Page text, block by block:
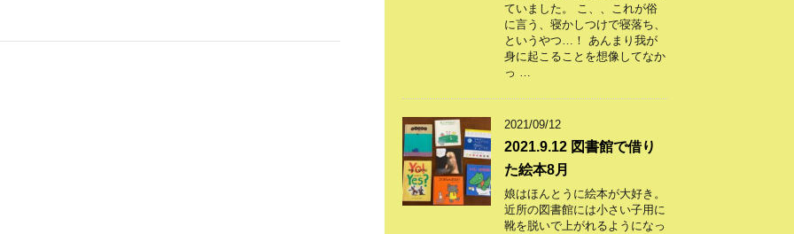
ていました。 こ、、これが俗
に言う、寝かしつけで寝落ち、
というやつ…！ あんまり我が
身に起こることを想像してなか
っ …
2021/09/12
2021.9.12 図書館で借り
た絵本8月
娘はほんとうに絵本が大好き。
近所の図書館には小さい子用に
靴を脱いで上がれるようになっ